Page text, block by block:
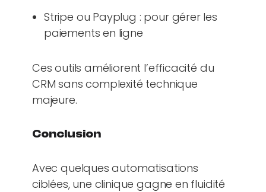
Stripe ou Payplug : pour gérer les
paiements en ligne
Ces outils améliorent l’efficacité du
CRM sans complexité technique
majeure.
Conclusion
Avec quelques automatisations
ciblées, une clinique gagne en fluidité